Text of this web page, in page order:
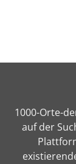
1000-Orte-
auf der